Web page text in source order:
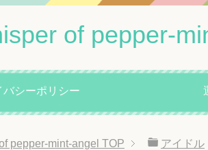
of pepper-
バシーポリシー
pepper-mint-angel TOP アイドル